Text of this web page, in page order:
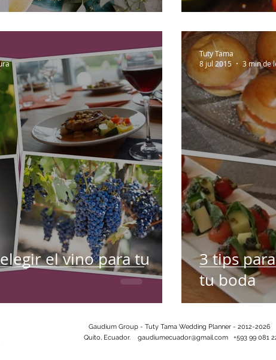
el vino para tu
3 tips
tu boda
Tuty Tama
8 jul 2015
3 min de
Gaudium Group - Tuty Tama Wedding Planner - 2012-2026
Quito, Ecuador. gaudiumecuador@gmail.com +593 99 081